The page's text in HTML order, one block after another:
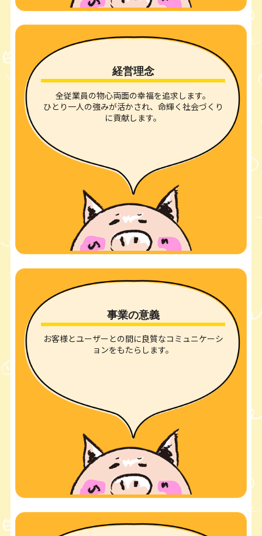
経営理念
全従業員の物心両面の幸福を追求します。
ひとり一人の強みが活かされ、命輝く社会づくり
に貢献します。
事業の意義
お客様とユーザーとの間に良質なコミュニケーシ
ョンをもたらします。